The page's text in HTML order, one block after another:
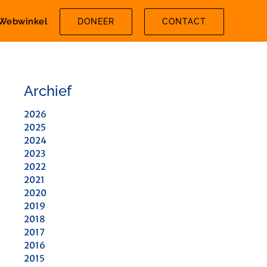
DONEER CONTACT
Archief
2026
2025
2024
2023
2022
2021
2020
2019
2018
2017
2016
2015